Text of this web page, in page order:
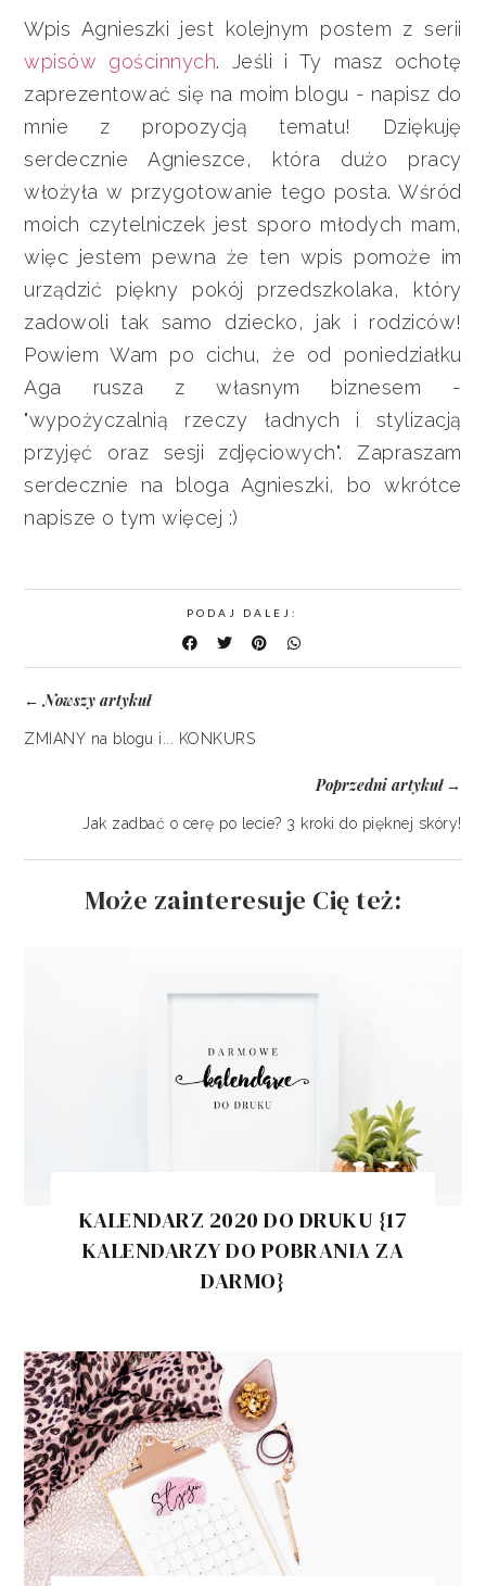
Wpis Agnieszki jest kolejnym postem z serii
wpisów gościnnych. Jeśli i Ty masz ochotę
zaprezentować się na moim blogu - napisz do
mnie z propozycją tematu! Dziękuję
serdecznie Agnieszce, która dużo pracy
włożyła w przygotowanie tego posta. Wśród
moich czytelniczek jest sporo młodych mam,
więc jestem pewna że ten wpis pomoże im
urządzić piękny pokój przedszkolaka, który
zadowoli tak samo dziecko, jak i rodziców!
Powiem Wam po cichu, że od poniedziałku
Aga rusza z własnym biznesem -
"wypożyczalnią rzeczy ładnych i stylizacją
przyjęć oraz sesji zdjęciowych". Zapraszam
serdecznie na bloga Agnieszki, bo wkrótce
napisze o tym więcej :)
PODAJ DALEJ:
←Nowszy artykuł
ZMIANY na blogu i... KONKURS
Poprzedni artykuł→
Jak zadbać o cerę po lecie? 3 kroki do pięknej skóry!
Może zainteresuje Cię też:
KALENDARZ 2020 DO DRUKU {17
KALENDARZY DO POBRANIA ZA
DARMO}